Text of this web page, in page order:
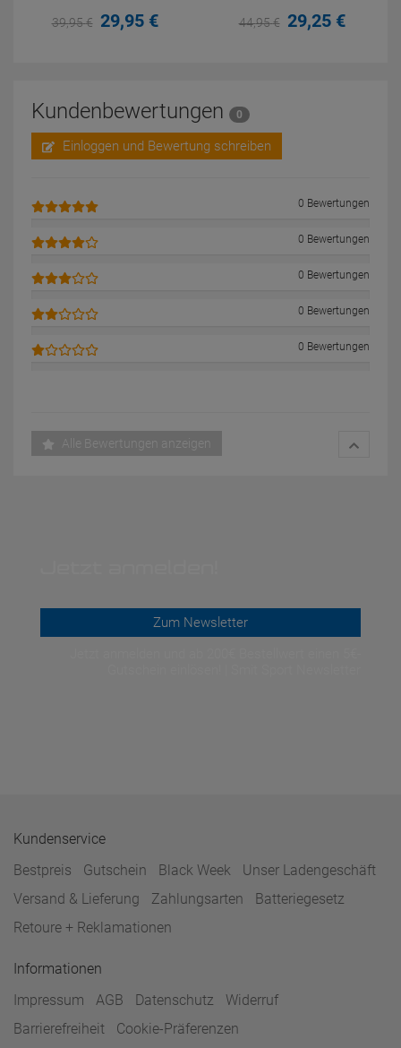
39,95€ 29,95 € 44,95€ 29,25 €
Kundenbewertungen 0
Einloggen und Bewertung schreiben
0 Bewertungen
0 Bewertungen
0 Bewertungen
0 Bewertungen
0 Bewertungen
Alle Bewertungen anzeigen
Zum Newsletter
Kundenservice
Bestpreis
Gutschein Black Week
Unser Ladengeschäft
Versand & Lieferung
Zahlungsarten
Batteriegesetz
Retoure + Reklamationen
Informationen
Impressum
AGB Datenschutz
Widerruf
Barrierefreiheit
Cookie-Präferenzen